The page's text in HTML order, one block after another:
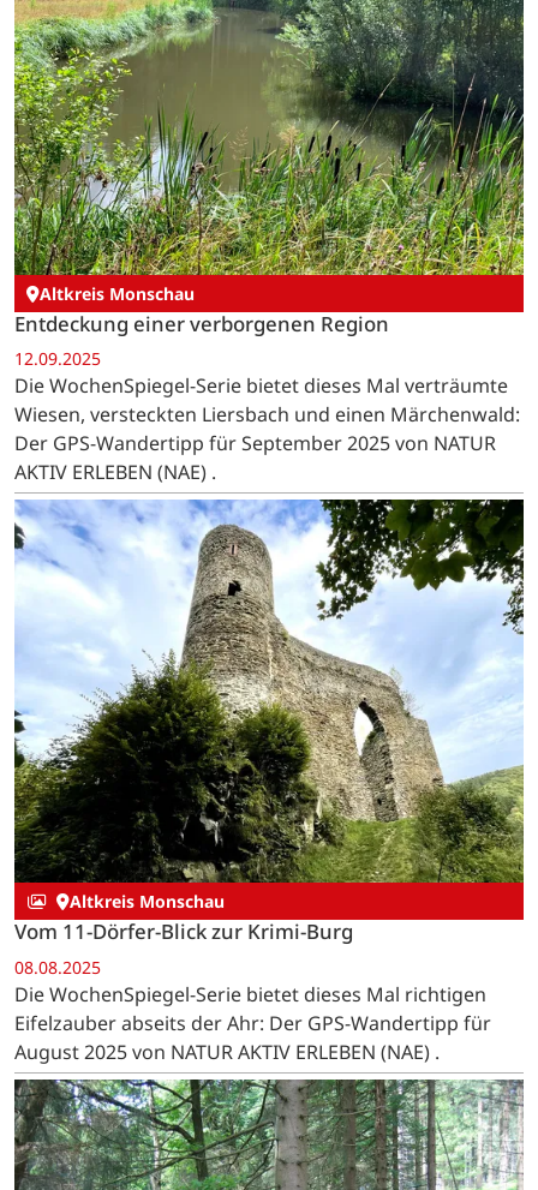
Altkreis Monschau
Entdeckung einer verborgenen Region
12.09.2025
Die WochenSpiegel-Serie bietet dieses Mal verträumte
Wiesen, versteckten Liersbach und einen Märchenwald:
Der GPS-Wandertipp für September 2025 von NATUR
AKTIV ERLEBEN (NAE) .
Altkreis Monschau
Vom 11-Dörfer-Blick zur Krimi-Burg
08.08.2025
Die WochenSpiegel-Serie bietet dieses Mal richtigen
Eifelzauber abseits der Ahr: Der GPS-Wandertipp für
August 2025 von NATUR AKTIV ERLEBEN (NAE) .